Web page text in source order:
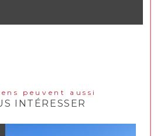
peuvent aussi
INTÉRESSER